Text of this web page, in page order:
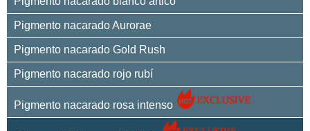
Pigmento nacarado Aurorae
Pigmento nacarado Gold Rush
Pigmento nacarado rojo rubí
Pigmento nacarado rosa intenso